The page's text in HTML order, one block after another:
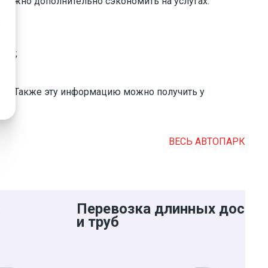
Также эту информацию можно получить у
ВЕСЬ АВТОПАРК
Перевозка длинных досок
и труб